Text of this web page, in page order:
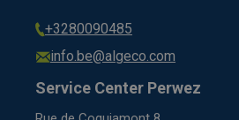
+3280090485
info.be@algeco.com
Service Center Perwez